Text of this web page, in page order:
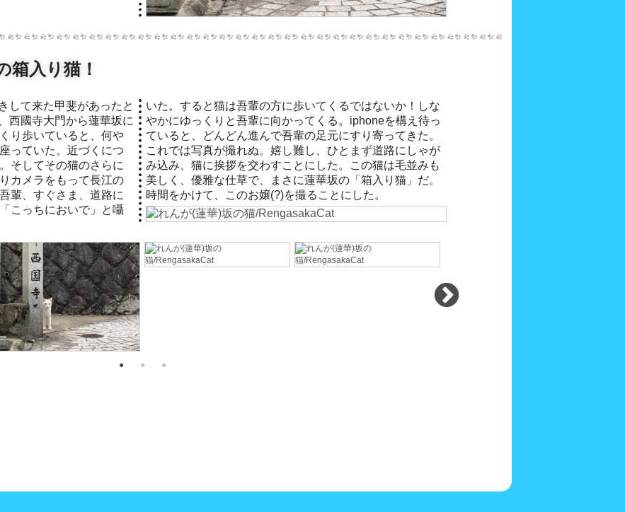
箱入り猫！
西國寺大門から蓮華坂に
り歩いていると、何や
っていた。近づくにつ
そしてその猫のさらに
カメラをもって長江の
輩、すぐさま、道路に
こっちにおいで」と囁
くる。iphoneを構え待っ
元にすり寄ってきた。
ひとまず道路にしゃが
た。この猫は毛並みも
坂の「箱入り猫」だ。
時間をかけて、このお嬢(?)を撮ることにした。